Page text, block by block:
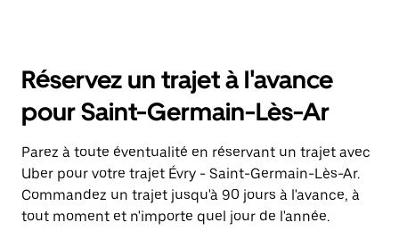
ouvrir
calendrier
et
sélectionner
une
date.
Appuyez
sur
la
Réservez un trajet à l'avance
pour Saint-Germain-Lès-Ar
Parez à toute éventualité en réservant un trajet avec
Uber pour votre trajet Évry - Saint-Germain-Lès-Ar.
Commandez un trajet jusqu'à 90 jours à l'avance, à
tout moment et n'importe quel jour de l'année.